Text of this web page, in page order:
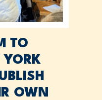
TO
YORK
OWN